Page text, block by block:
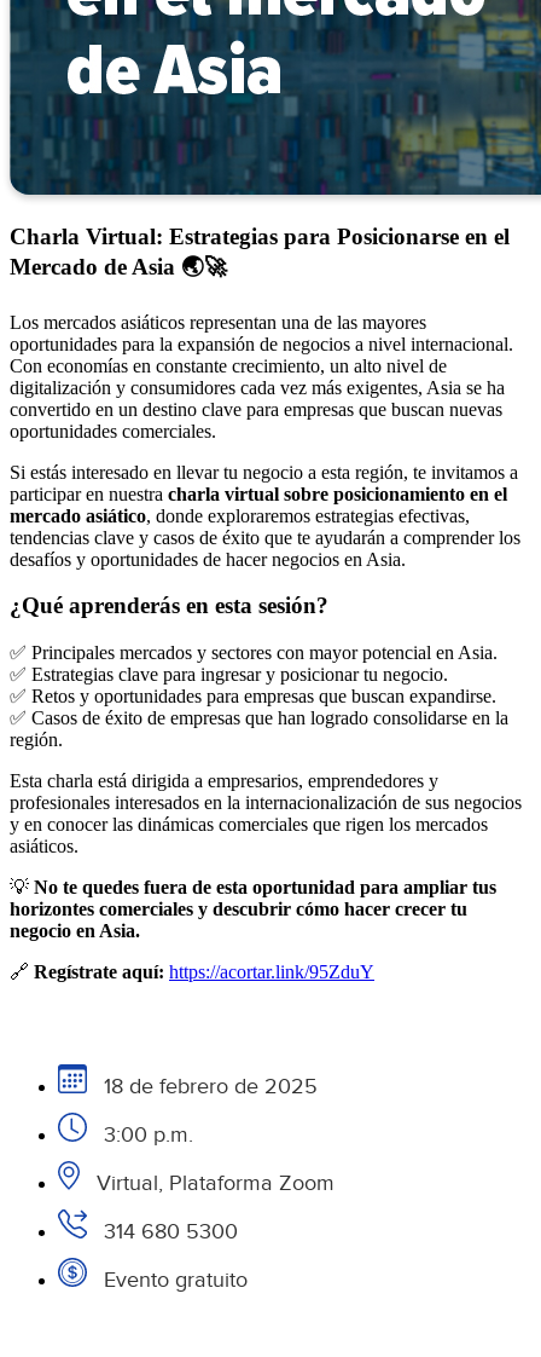
Charla Virtual: Estrategias para Posicionarse en el
Mercado de Asia 🌏🚀
Los mercados asiáticos representan una de las mayores
oportunidades para la expansión de negocios a nivel internacional.
Con economías en constante crecimiento, un alto nivel de
digitalización y consumidores cada vez más exigentes, Asia se ha
convertido en un destino clave para empresas que buscan nuevas
oportunidades comerciales.
Si estás interesado en llevar tu negocio a esta región, te invitamos a
participar en nuestra charla virtual sobre posicionamiento en el
mercado asiático, donde exploraremos estrategias efectivas,
tendencias clave y casos de éxito que te ayudarán a comprender los
desafíos y oportunidades de hacer negocios en Asia.
¿Qué aprenderás en esta sesión?
✅ Principales mercados y sectores con mayor potencial en Asia.
✅ Estrategias clave para ingresar y posicionar tu negocio.
✅ Retos y oportunidades para empresas que buscan expandirse.
✅ Casos de éxito de empresas que han logrado consolidarse en la
región.
Esta charla está dirigida a empresarios, emprendedores y
profesionales interesados en la internacionalización de sus negocios
y en conocer las dinámicas comerciales que rigen los mercados
asiáticos.
💡 No te quedes fuera de esta oportunidad para ampliar tus
horizontes comerciales y descubrir cómo hacer crecer tu
negocio en Asia.
🔗 Regístrate aquí: https://acortar.link/95ZduY
18 de febrero de 2025
3:00 p.m.
Virtual, Plataforma Zoom
314 680 5300
Evento gratuito